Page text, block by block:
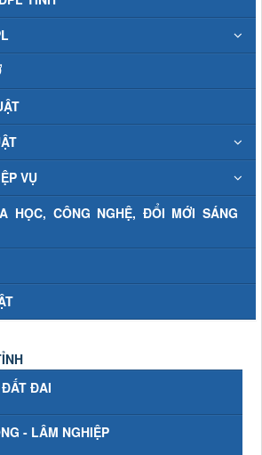
VỤ
HỌC, CÔNG NGHỆ, ĐỔI MỚI SÁNG
ĐẤT ĐAI
- LÂM NGHIỆP